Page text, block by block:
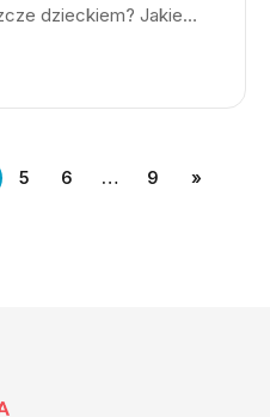
dzieckiem? Jakie…
5 6 … 9 »